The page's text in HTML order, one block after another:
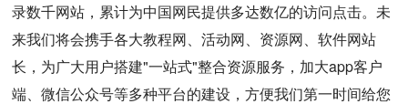
录数千网站，累计为中国网民提供多达数亿的访问点击。未
来我们将会携手各大教程网、活动网、资源网、软件网站
长，为广大用户搭建"一站式"整合资源服务，加大app客户
端、微信公众号等多种平台的建设，方便我们第一时间给您